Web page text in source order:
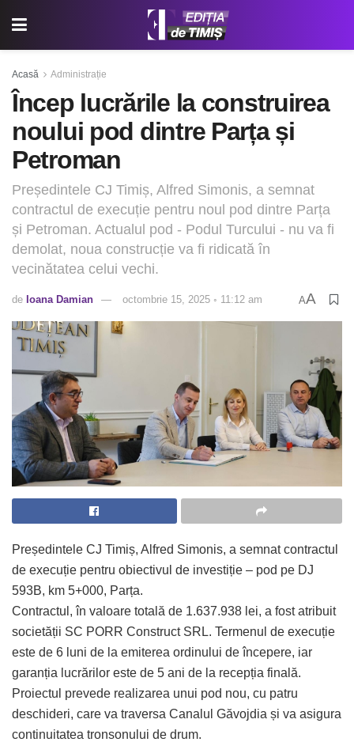
Acasă Administrație
Încep lucrările la construirea
noului pod dintre Parța și
Petroman
Președintele CJ Timiș, Alfred Simonis, a semnat
contractul de execuție pentru noul pod dintre Parța
și Petroman. Actualul pod - Podul Turcului - nu va fi
demolat, noua construcție va fi ridicată în
vecinătatea celui vechi.
de Ioana Damian octombrie 15, 2025 ◦ 11:12 am AA
Președintele CJ Timiș, Alfred Simonis, a semnat contractul
de execuție pentru obiectivul de investiție – pod pe DJ
593B, km 5+000, Parța.
Contractul, în valoare totală de 1.637.938 lei, a fost atribuit
societății SC PORR Construct SRL. Termenul de execuție
este de 6 luni de la emiterea ordinului de începere, iar
garanția lucrărilor este de 5 ani de la recepția finală.
Proiectul prevede realizarea unui pod nou, cu patru
deschideri, care va traversa Canalul Găvojdia și va asigura
continuitatea tronsonului de drum.